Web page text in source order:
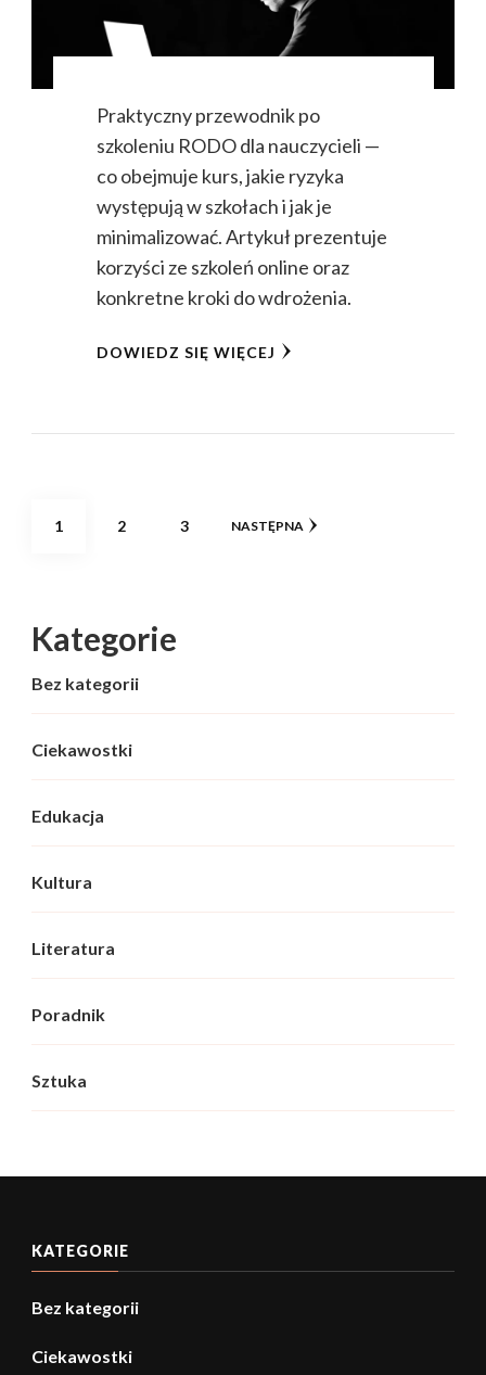
Praktyczny przewodnik po
szkoleniu RODO dla nauczycieli —
co obejmuje kurs, jakie ryzyka
występują w szkołach i jak je
minimalizować. Artykuł prezentuje
korzyści ze szkoleń online oraz
konkretne kroki do wdrożenia.
DOWIEDZ SIĘ WIĘCEJ
Stronicowanie
STRONA
1 STRONA
2 STRONA
3 NASTĘPNA
Kategorie
Bez kategorii
Ciekawostki
Edukacja
Kultura
Literatura
Poradnik
Sztuka
KATEGORIE
Bez kategorii
Ciekawostki